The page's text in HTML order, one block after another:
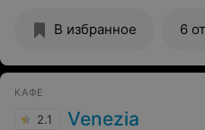
В избранное 6
КАФЕ
2.1 Venezia